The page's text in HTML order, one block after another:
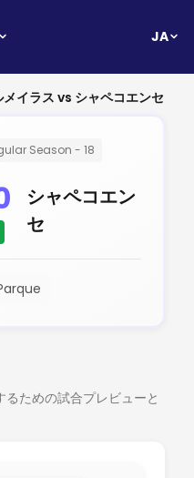
JA
メイラス vs シャペコエンセ
Season - 18
シャペコエン
セ
ための試合プレビューと